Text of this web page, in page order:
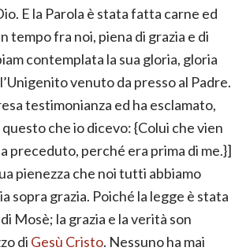
E la Parola è stata fatta carne ed
tempo fra noi, piena di grazia e di
contemplata la sua gloria, gloria
venuto da presso al Padre.
testimonianza ed ha esclamato,
che io dicevo: {Colui che vien
preceduto, perché era prima di me.}]
pienezza che noi tutti abbiamo
sopra grazia. Poiché la legge è stata
Mosè; la grazia e la verità son
di Gesù Cristo. Nessuno ha mai